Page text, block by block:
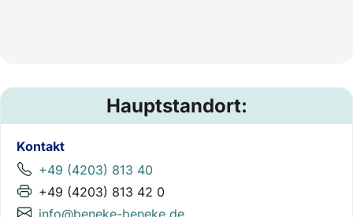
Hauptstandort:
Kontakt
+49 (4203) 813 40
+49 (4203) 813 42 0
info@beneke-beneke.de